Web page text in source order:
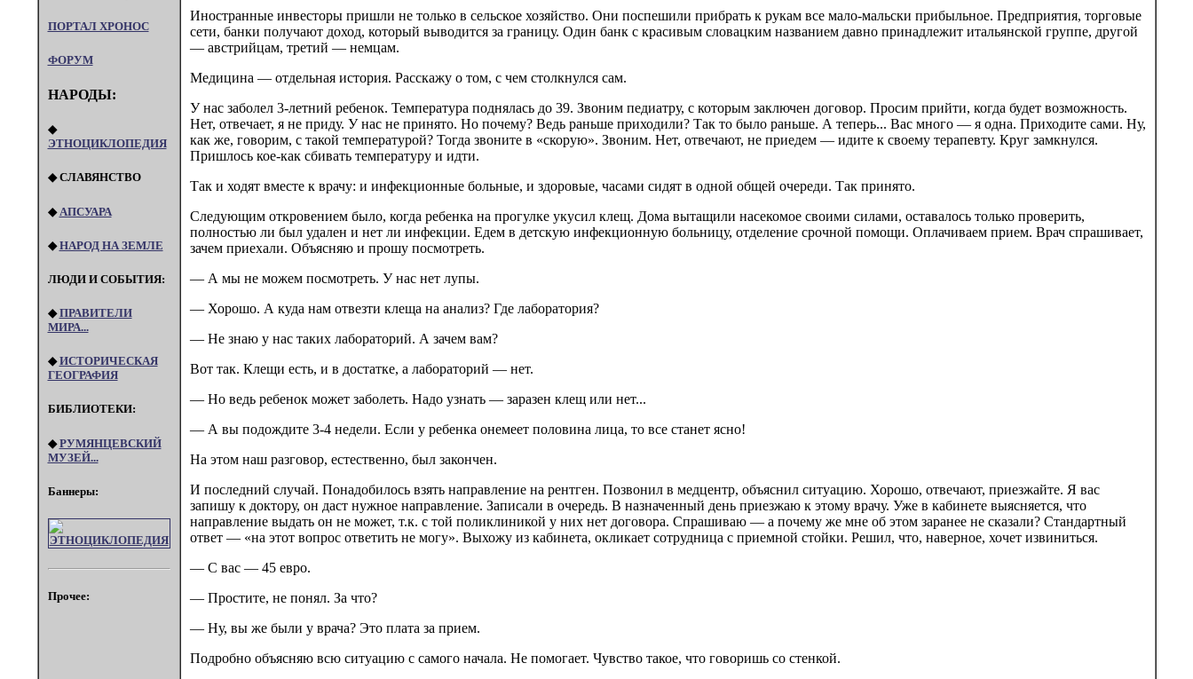
ПОРТАЛ XPOHOC
ФОРУМ
НАРОДЫ:
◆
ЭТНОЦИКЛОПЕДИЯ
◆ СЛАВЯНСТВО
◆ АПСУАРА
◆НАРОД НА ЗЕМЛЕ
ЛЮДИ И СОБЫТИЯ:
◆ПРАВИТЕЛИ
МИРА...
◆ИСТОРИЧЕСКАЯ
ГЕОГРАФИЯ
БИБЛИОТЕКИ:
◆РУМЯНЦЕВСКИЙ
МУЗЕЙ...
Баннеры:
Прочее:
Иностранные инвесторы пришли не только в сельское хозяйство. Они поспешили прибрать к рукам все мало-мальски прибыльное. Предприятия, торговые
сети, банки получают доход, который выводится за границу. Один банк с красивым словацким названием давно принадлежит итальянской группе, другой
— австрийцам, третий — немцам.
Медицина — отдельная история. Расскажу о том, с чем столкнулся сам.
У нас заболел 3-летний ребенок. Температура поднялась до 39. Звоним педиатру, с которым заключен договор. Просим прийти, когда будет возможность.
Нет, отвечает, я не приду. У нас не принято. Но почему? Ведь раньше приходили? Так то было раньше. А теперь... Вас много — я одна. Приходите сами. Ну,
как же, говорим, с такой температурой? Тогда звоните в «скорую». Звоним. Нет, отвечают, не приедем — идите к своему терапевту. Круг замкнулся.
Пришлось кое-как сбивать температуру и идти.
Так и ходят вместе к врачу: и инфекционные больные, и здоровые, часами сидят в одной общей очереди. Так принято.
Следующим откровением было, когда ребенка на прогулке укусил клещ. Дома вытащили насекомое своими силами, оставалось только проверить,
полностью ли был удален и нет ли инфекции. Едем в детскую инфекционную больницу, отделение срочной помощи. Оплачиваем прием. Врач спрашивает,
зачем приехали. Объясняю и прошу посмотреть.
— А мы не можем посмотреть. У нас нет лупы.
— Хорошо. А куда нам отвезти клеща на анализ? Где лаборатория?
— Не знаю у нас таких лабораторий. А зачем вам?
Вот так. Клещи есть, и в достатке, а лабораторий — нет.
— Но ведь ребенок может заболеть. Надо узнать — заразен клещ или нет...
— А вы подождите 3-4 недели. Если у ребенка онемеет половина лица, то все станет ясно!
На этом наш разговор, естественно, был закончен.
И последний случай. Понадобилось взять направление на рентген. Позвонил в медцентр, объяснил ситуацию. Хорошо, отвечают, приезжайте. Я вас
запишу к доктору, он даст нужное направление. Записали в очередь. В назначенный день приезжаю к этому врачу. Уже в кабинете выясняется, что
направление выдать он не может, т.к. с той поликлиникой у них нет договора. Спрашиваю — а почему же мне об этом заранее не сказали? Стандартный
ответ — «на этот вопрос ответить не могу». Выхожу из кабинета, окликает сотрудница с приемной стойки. Решил, что, наверное, хочет извиниться.
— С вас — 45 евро.
— Простите, не понял. За что?
— Ну, вы же были у врача? Это плата за прием.
Подробно объясняю всю ситуацию с самого начала. Не помогает. Чувство такое, что говоришь со стенкой.